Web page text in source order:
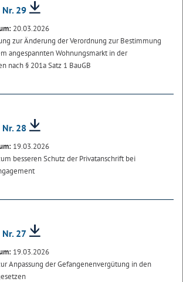
29
20.03.2026
zur Änderung der Verordnung zur Bestimmung
angespannten Wohnungsmarkt in der
nach § 201a Satz 1 BauGB
28
19.03.2026
besseren Schutz der Privatanschrift bei
27
19.03.2026
Anpassung der Gefangenenvergütung in den